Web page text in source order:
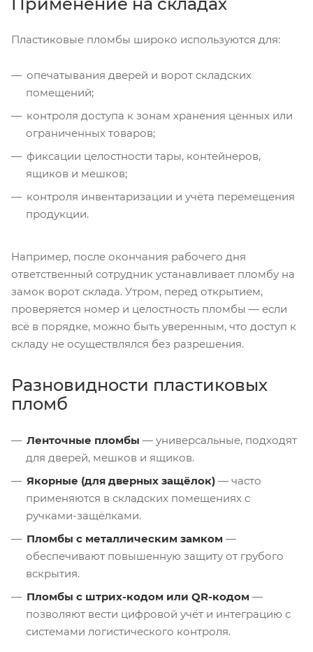
Пластиковые пломбы широко используются для:
опечатывания дверей и ворот складских
помещений;
контроля доступа к зонам хранения ценных или
ограниченных товаров;
фиксации целостности тары, контейнеров,
ящиков и мешков;
контроля инвентаризации и учёта перемещения
продукции.
Например, после окончания рабочего дня
ответственный сотрудник устанавливает пломбу на
замок ворот склада. Утром, перед открытием,
проверяется номер и целостность пломбы — если
всё в порядке, можно быть уверенным, что доступ к
складу не осуществлялся без разрешения.
Разновидности пластиковых
пломб
Ленточные пломбы — универсальные, подходят
для дверей, мешков и ящиков.
Якорные (для дверных защёлок) — часто
применяются в складских помещениях с
ручками-защёлками.
Пломбы с металлическим замком —
обеспечивают повышенную защиту от грубого
вскрытия.
Пломбы с штрих-кодом или QR-кодом —
позволяют вести цифровой учёт и интеграцию с
системами логистического контроля.